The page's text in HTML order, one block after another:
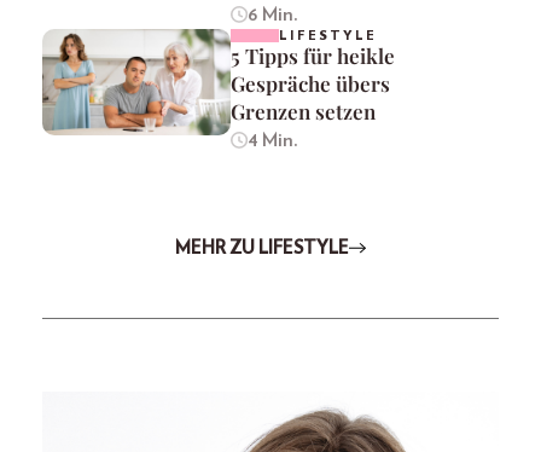
6 Min.
LIFESTYLE
5 Tipps für heikle
Gespräche übers
Grenzen setzen
4 Min.
MEHR ZU LIFESTYLE